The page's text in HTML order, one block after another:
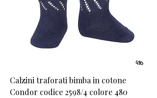
Calzini traforati bimba in cotone
Condor codice 2598/4 colore 480